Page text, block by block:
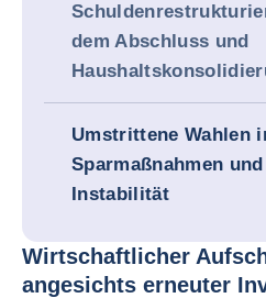
dem Abschluss und
Umstrittene Wahlen
Sparmaßnahmen
Instabilität
Wirtschaftlicher
angesichts erneuter